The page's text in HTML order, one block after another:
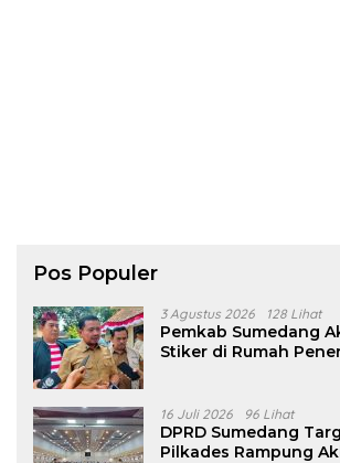
Pos Populer
3 Agustus 2026 128 Lihat
Pemkab Sumedang
Stiker di Rumah
16 Juli 2026 96 Lihat
DPRD Sumedang
Pilkades Rampung